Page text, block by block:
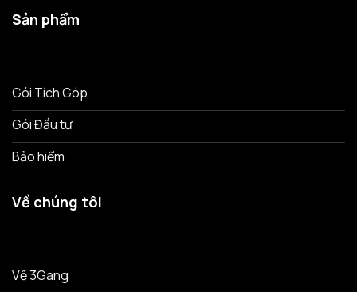
Sản phẩm
Gói Tích Góp
Gói Đầu tư
Bảo hiểm
Về chúng tôi
Về 3Gang